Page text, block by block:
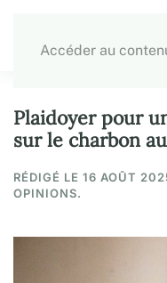
Accéder au
Plaidoyer pour
sur le charbon
RÉDIGÉ LE 16 AOÛT
OPINIONS.